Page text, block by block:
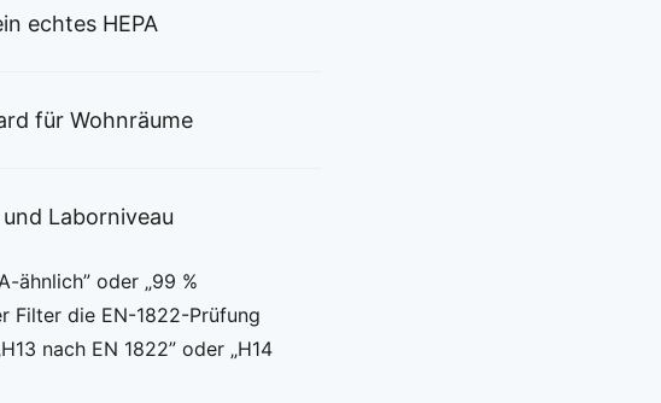
echtes HEPA
für Wohnräume
und Laborniveau
ähnlich” oder „99 %
Filter die EN-1822-Prüfung
nach EN 1822” oder „H14